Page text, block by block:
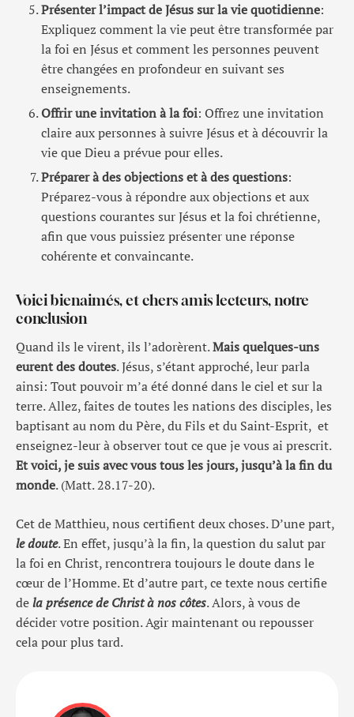
Présenter l’impact de Jésus sur la vie quotidienne:
Expliquez comment la vie peut être transformée par
la foi en Jésus et comment les personnes peuvent
être changées en profondeur en suivant ses
enseignements.
Offrir une invitation à la foi: Offrez une invitation
claire aux personnes à suivre Jésus et à découvrir la
vie que Dieu a prévue pour elles.
Préparer à des objections et à des questions:
Préparez-vous à répondre aux objections et aux
questions courantes sur Jésus et la foi chrétienne,
afin que vous puissiez présenter une réponse
cohérente et convaincante.
Voici bienaimés, et chers amis lecteurs, notre
conclusion
Quand ils le virent, ils l’adorèrent.Mais quelques-uns
eurent des doutes. Jésus, s’étant approché, leur parla
ainsi: Tout pouvoir m’a été donné dans le ciel et sur la
terre. Allez, faites de toutes les nations des disciples, les
baptisant au nom du Père, du Fils et du Saint-Esprit, et
enseignez-leur à observer tout ce que je vous ai prescrit.
Et voici, je suis avec vous tous les jours, jusqu’à la fin du
monde. (Matt. 28.17-20).
Cet de Matthieu, nous certifient deux choses. D’une part,
le doute. En effet, jusqu’à la fin, la question du salut par
la foi en Christ, rencontrera toujours le doute dans le
cœur de l’Homme. Et d’autre part, ce texte nous certifie
dela présence de Christ à nos côtes. Alors, à vous de
décider votre position. Agir maintenant ou repousser
cela pour plus tard.